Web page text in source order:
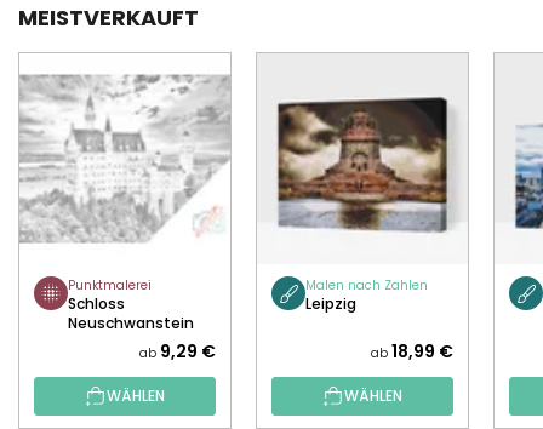
MEISTVERKAUFT
Punktmalerei
Schloss
Neuschwanstein
ab 9,29 €
WÄHLEN
Malen nach Zahlen
Leipzig
ab 18,99 €
WÄHLEN